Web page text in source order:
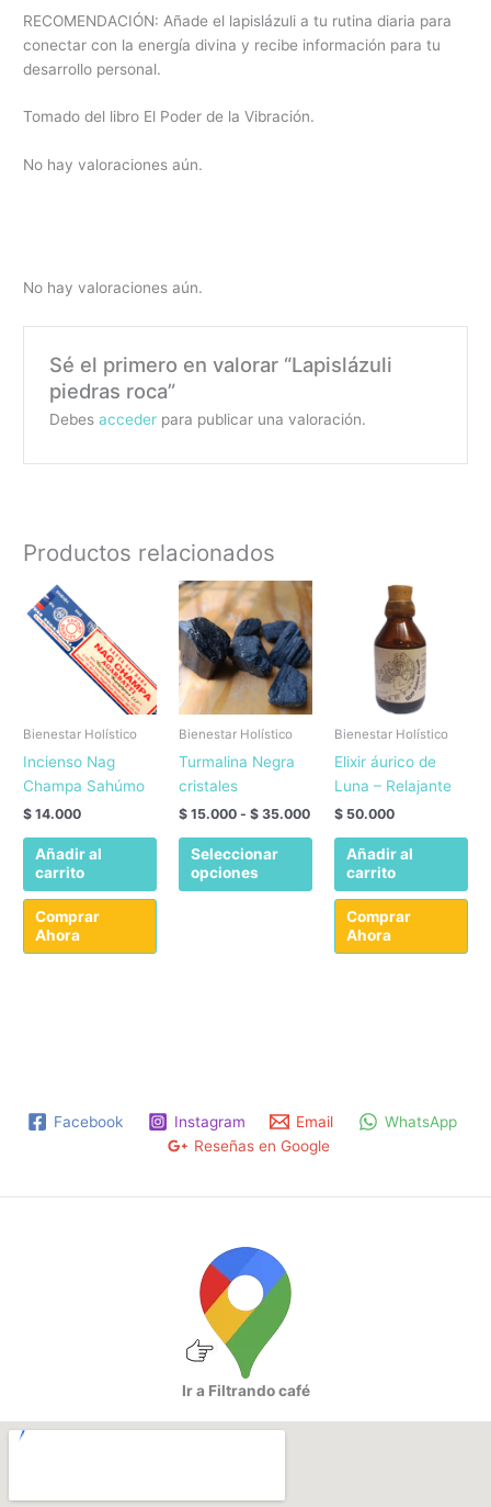
RECOMENDACIÓN: Añade el lapislázuli a tu rutina diaria para
conectar con la energía divina y recibe información para tu
desarrollo personal.
Tomado del libro El Poder de la Vibración.
No hay valoraciones aún.
No hay valoraciones aún.
Sé el primero en valorar “Lapislázuli
piedras roca”
Debes accederpara publicar una valoración.
Productos relacionados
Bienestar Holístico
Incienso Nag
Champa Sahúmo
$ 14.000
Añadir al
carrito
Comprar
Ahora
Bienestar Holístico
Turmalina Negra
cristales
$ 15.000 - $ 35.000Rango
precios:
desde
$ 15.000
hasta
$ 35.000
Seleccionar
opciones
Este
producto
tiene
múltiples
variantes.
página
de
Bienestar Holístico
Elixir áurico de
Luna – Relajante
$50.000
Añadir al
carrito
Comprar
Ahora
Facebook Instagram Email
WhatsApp
Reseñas en Google
Ir a Filtrando café